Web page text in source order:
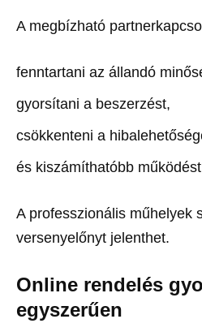
A megbízható
fenntartani az állandó
gyorsítani a beszerzést,
csökkenteni a
és kiszámíthatóbb
A professzionális műhelyek
versenyelőnyt jelenthet.
Online rendelés
egyszerűen